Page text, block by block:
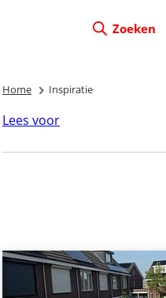
Zoeken
Home Inspiratie
Lees voor